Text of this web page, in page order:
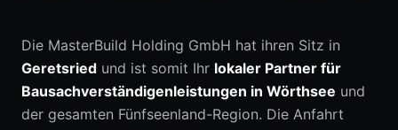
Die MasterBuild Holding GmbH hat ihren Sitz in
Geretsried und ist somit Ihr lokaler Partner für
Bausachverständigenleistungen in Wörthsee und
der gesamten Fünfseenland-Region. Die Anfahrt